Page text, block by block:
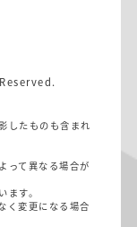
したものも含まれ
って異なる場合が
す。
く変更になる場合